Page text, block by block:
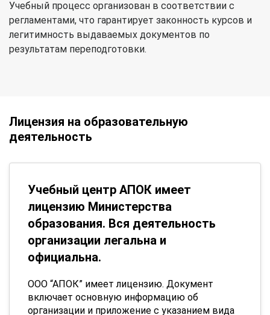
Учебный процесс организован в соответствии с
регламентами, что гарантирует законность курсов и
легитимность выдаваемых документов по
результатам переподготовки.
Лицензия на образовательную
деятельность
Учебный центр АПОК имеет
лицензию Министерства
образования. Вся деятельность
организации легальна и
официальна.
ООО “АПОК” имеет лицензию. Документ
включает основную информацию об
организации и приложение с указанием вида